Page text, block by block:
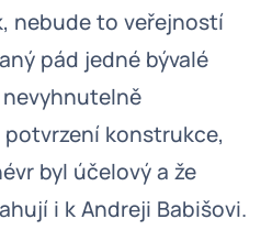
nebude to veřejností
pád jedné bývalé
nevyhnutelně
konstrukce,
byl účelový a že
i k Andreji Babišovi.